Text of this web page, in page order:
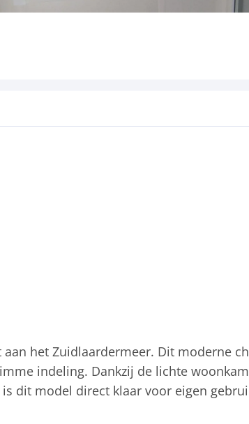
het Zuidlaardermeer. Dit moderne
indeling. Dankzij de lichte
dit model direct klaar voor eigen